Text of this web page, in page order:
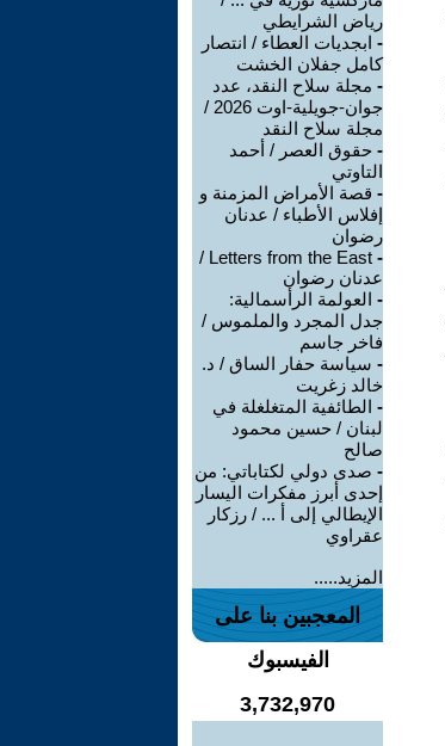
رياض الشرايطي
- ابجديات العطاء / انتصار
كامل جفلان الخشت
- مجلة سلاح النقد، عدد
جوان-جويلية-اوت 2026 /
مجلة سلاح النقد
- حقوق العصر / أحمد
التاوتي
- قصة الأمراض المزمنة و
إفلاس الأطباء / عدنان
رضوان
-
Letters from the East /
عدنان رضوان
- العولمة الرأسمالية:
جدل المجرد والملموس /
فاخر جاسم
- سياسة حفار الساق / د.
خالد زغريت
- الطائفية المتغلغلة في
لبنان / حسين محمود
صالح
- صدى دولي لكتاباتي: من
إحدى أبرز مفكرات اليسار
الإيطالي إلى أ ... / رزكار
عقراوي
المزيد.....
المعجبين بنا على
الفيسبوك
3,732,970